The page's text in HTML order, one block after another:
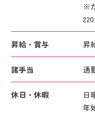
※
昇給・賞与 昇
諸手当 通
休日・休暇
日
年